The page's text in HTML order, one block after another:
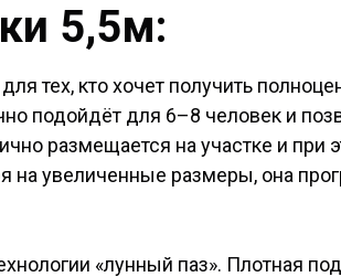
5,5м:
тех, кто хочет получить
подойдёт для 6–8 человек и
размещается на участке и при
увеличенные размеры, она
«лунный паз». Плотная